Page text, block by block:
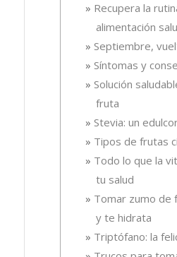
Recupera la
alimentación
Septiembre,
Síntomas y
Solución
fruta
Stevia: un
Tipos de frutas
Todo lo que la
tu salud
Tomar zumo de
y te hidrata
Triptófano: la